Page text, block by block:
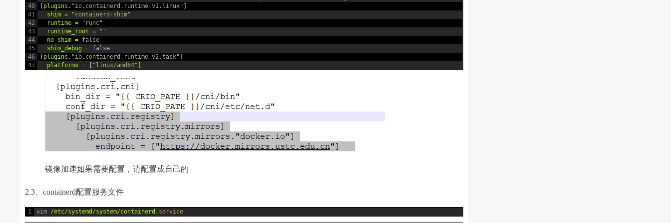
40
41
42
43
44
45
46
47
[plugins . "io.containerd.runtime.v1.linux" ]
shim =
"containerd-shim"
runtime =
"runc"
runtime_root =
""
no_shim = false
shim_debug = false
[plugins . "io.containerd.runtime.v2.task" ]
platforms = [ "linux/amd64" ]
镜像加速如果需要配置，请配置成自己的
2.3、containerd配置服务文件
1 vim /etc/systemd /system/containerd .service